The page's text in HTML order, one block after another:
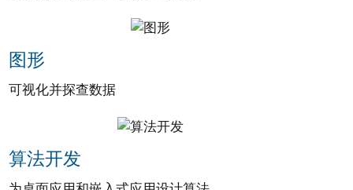
图形
可视化并探查数据
算法开发